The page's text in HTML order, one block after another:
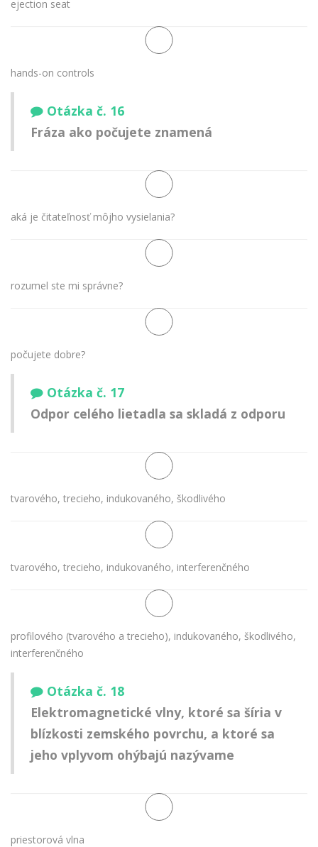
ejection seat
hands-on controls
Otázka č. 16
Fráza ako počujete znamená
aká je čitateľnosť môjho vysielania?
rozumel ste mi správne?
počujete dobre?
Otázka č. 17
Odpor celého lietadla sa skladá z odporu
tvarového, trecieho, indukovaného, škodlivého
tvarového, trecieho, indukovaného, interferenčného
profilového (tvarového a trecieho), indukovaného, škodlivého,
interferenčného
Otázka č. 18
Elektromagnetické vlny, ktoré sa šíria v
blízkosti zemského povrchu, a ktoré sa
jeho vplyvom ohýbajú nazývame
priestorová vlna